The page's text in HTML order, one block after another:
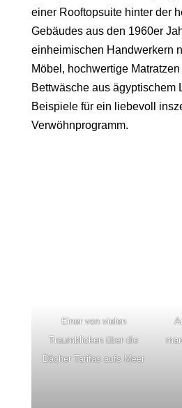
einer Rooftopsuite hinter der
Gebäudes aus den 1960er
einheimischen Handwerkern
Möbel, hochwertige
Bettwäsche aus ägyptischem
Beispiele für ein liebevoll
Verwöhnprogramm.
Einer von vielen
Traumblicken über die
Dächer Tarifas aufs Meer